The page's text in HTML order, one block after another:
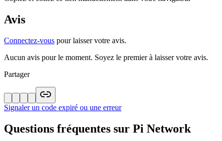
Avis
Connectez-vous pour laisser votre avis.
Aucun avis pour le moment. Soyez le premier à laisser votre avis.
Partager
Signaler un code expiré ou une erreur
Questions fréquentes sur Pi Network